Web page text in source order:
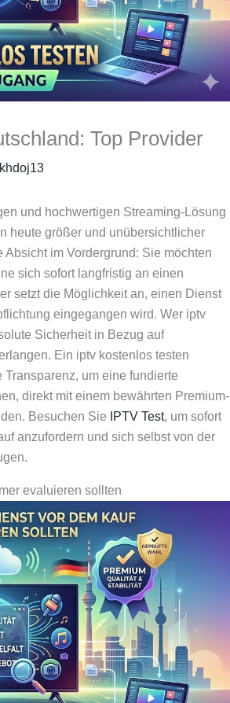
Top Provider
khdoj13
und hochwertigen Streaming-Lösung
heute größer und unübersichtlicher
im Vordergrund: Sie möchten
sich sofort langfristig an einen
setzt die Möglichkeit an, einen Dienst
eingegangen wird. Wer iptv
Sicherheit in Bezug auf
Ein iptv kostenlos testen
um eine fundierte
direkt mit einem bewährten Premium-
Besuchen Sie
IPTV Test, um sofort
anzufordern und sich selbst von der
evaluieren sollten